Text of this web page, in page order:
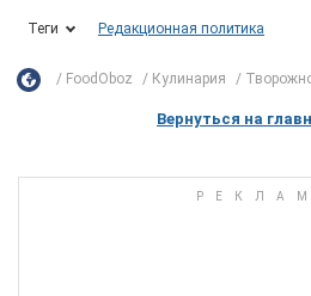
Теги Редакционная политика
FoodOboz Кулинария
Вернуться на